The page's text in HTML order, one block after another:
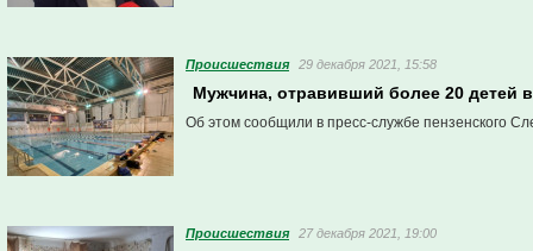
Проиcшествия 29 декабря 2021, 15:58
Мужчина, отравивший более 20 детей
Об этом сообщили в пресс-службе пензенского
Проиcшествия 27 декабря 2021, 19:00